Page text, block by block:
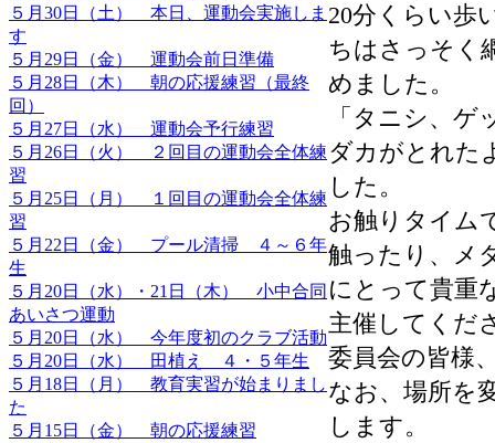
５月30日（土） 本日、運動会実施しま
す
５月29日（金） 運動会前日準備
５月28日（木） 朝の応援練習（最終
回）
５月27日（水） 運動会予行練習
５月26日（火） ２回目の運動会全体練
習
５月25日（月） １回目の運動会全体練
習
５月22日（金） プール清掃 ４～６年
生
５月20日（水）・21日（木） 小中合同
あいさつ運動
５月20日（水） 今年度初のクラブ活動
５月20日（水） 田植え ４・５年生
５月18日（月） 教育実習が始まりまし
た
５月15日（金） 朝の応援練習
20分くらい歩
ちはさっそく
めました。
「タニシ、
ダカがとれた
した。
お触りタイム
触ったり、メ
にとって貴重
主催してくだ
委員会の皆様
なお、場所を
します。